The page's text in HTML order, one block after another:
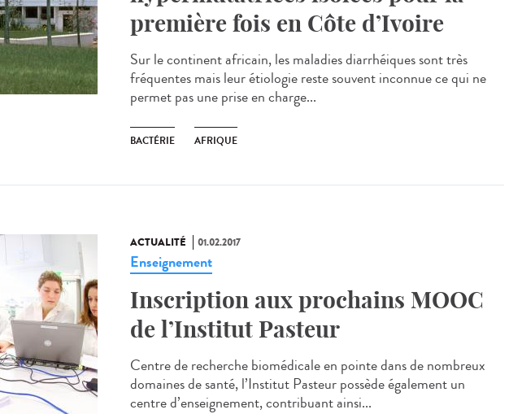
première fois en Côte d’Ivoire
Sur le continent africain, les maladies diarrhéiques sont très
fréquentes mais leur étiologie reste souvent inconnue ce qui ne
permet pas une prise en charge...
BACTÉRIE AFRIQUE
ACTUALITÉ 01.02.2017
Enseignement
Inscription aux prochains MOOC
de l’Institut Pasteur
Centre de recherche biomédicale en pointe dans de nombreux
domaines de santé, l’Institut Pasteur possède également un
centre d’enseignement, contribuant ainsi...